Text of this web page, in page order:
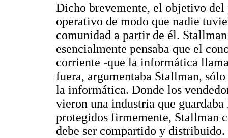
Dicho brevemente, el objetivo del
operativo de modo que nadie
comunidad a partir de él.
esencialmente pensaba que el
corriente -que la informática
fuera, argumentaba Stallman,
la informática. Donde los
vieron una industria que
protegidos firmemente, Stallman
debe ser compartido y distribuido.